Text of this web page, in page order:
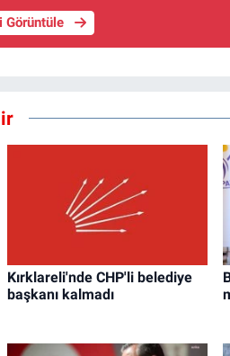
Görüntüle
Kırklareli'nde CHP'li belediye
başkanı kalmadı